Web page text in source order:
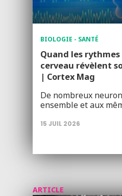
BIOLOGIE - SANTÉ
Quand les
cerveau révèlent
| Cortex Mag
De nombreux
ensemble et aux
15 JUIL 2026
ARTICLE